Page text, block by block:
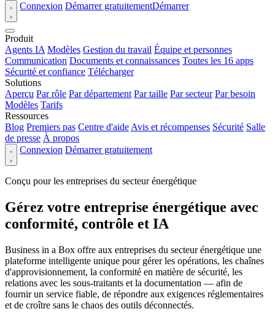
Connexion Démarrer gratuitementDémarrer
Produit
Agents IA Modèles Gestion du travail Équipe et personnes
Communication Documents et connaissances Toutes les 16 apps
Sécurité et confiance Télécharger
Solutions
Aperçu Par rôle Par département Par taille Par secteur Par besoin
Modèles Tarifs
Ressources
Blog Premiers pas Centre d'aide Avis et récompenses Sécurité Salle
de presse À propos
Connexion Démarrer gratuitement
Conçu pour les entreprises du secteur énergétique
Gérez votre entreprise énergétique avec
conformité, contrôle et IA
Business in a Box offre aux entreprises du secteur énergétique une
plateforme intelligente unique pour gérer les opérations, les chaînes
d'approvisionnement, la conformité en matière de sécurité, les
relations avec les sous-traitants et la documentation — afin de
fournir un service fiable, de répondre aux exigences réglementaires
et de croître sans le chaos des outils déconnectés.